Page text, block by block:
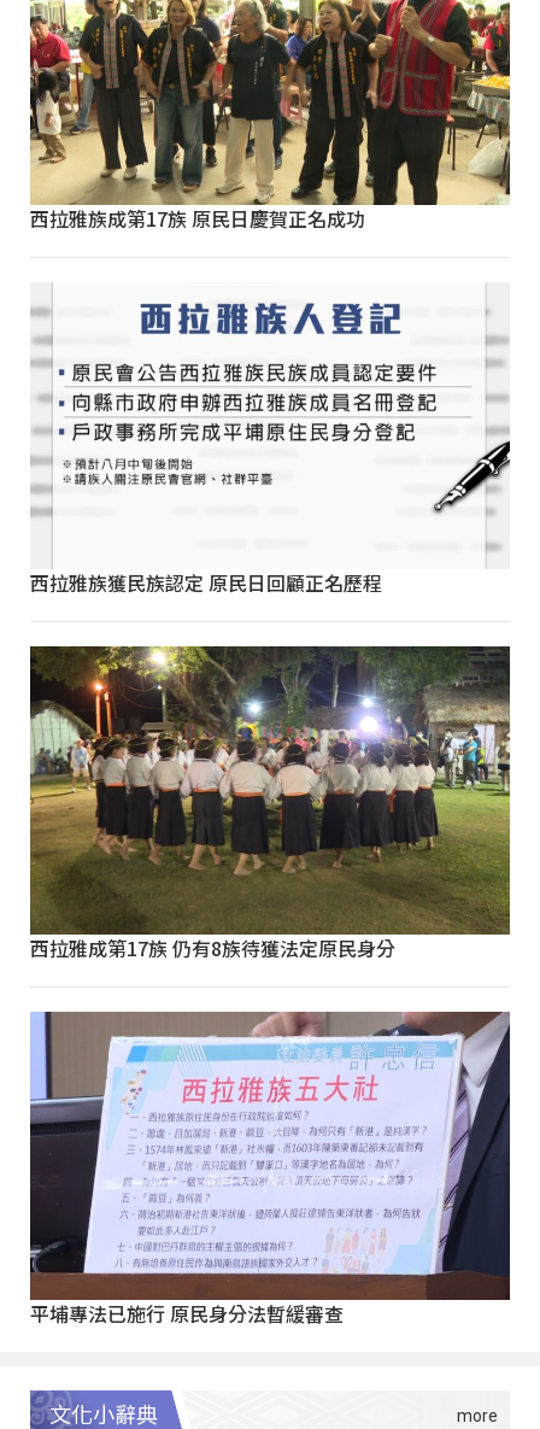
西拉雅族成第17族 原民日慶賀正名成功
西拉雅族獲民族認定 原民日回顧正名歷程
西拉雅成第17族 仍有8族待獲法定原民身分
平埔專法已施行 原民身分法暫緩審查
文化小辭典